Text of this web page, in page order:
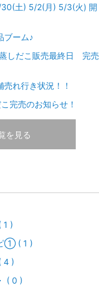
土) 5/2(月) 5/3(火) 開
ーム♪
だこ販売最終日 完売
れ行き状況！！
完売のお知らせ！
を見る
1 )
① ( 1 )
4 )
( 0 )